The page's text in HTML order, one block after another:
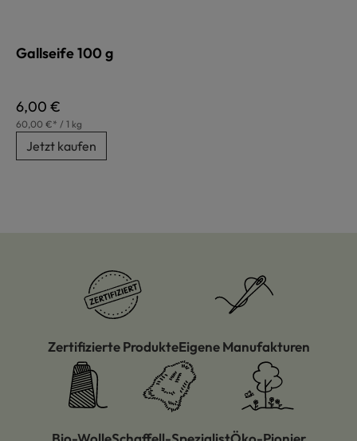
Gallseife 100 g
Regulärer Preis:
6,00 €
60,00 €* / 1 kg
Jetzt kaufen
Zertifizierte ProdukteEigene Manufakturen